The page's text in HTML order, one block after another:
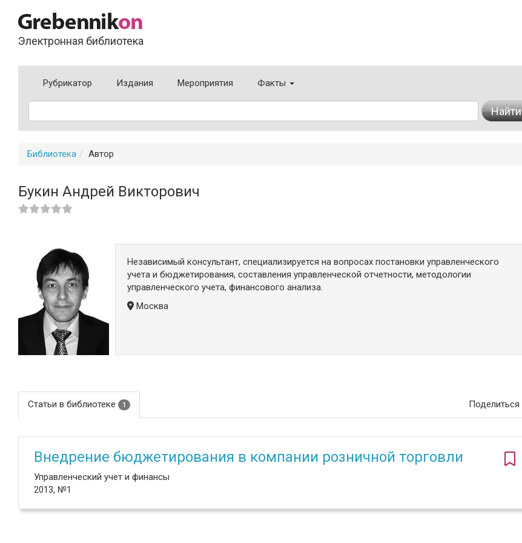
Электронная библиотека
Рубрикатор Издания Мероприятия Факты
Найти
Библиотека Автор
Букин Андрей Викторович
Независимый консультант, специализируется на вопросах постановки управленческого
учета и бюджетирования, составления управленческой отчетности, методологии
управленческого учета, финансового анализа.
Москва
Статьи в библиотеке 1 Поделиться
Внедрение бюджетирования в компании розничной торговли
Управленческий учет и финансы
2013, №1